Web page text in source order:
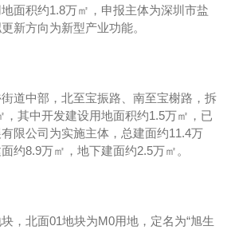
面积约1.8万㎡，申报主体为深圳市盐
新方向为新型产业功能。
道中部，北至宝振路、南至宝榭路，拆
，其中开发建设用地面积约1.5万㎡，已
限公司为实施主体，总建面约11.4万
约8.9万㎡，地下建面约2.5万㎡。
，北面01地块为M0用地，定名为“旭生